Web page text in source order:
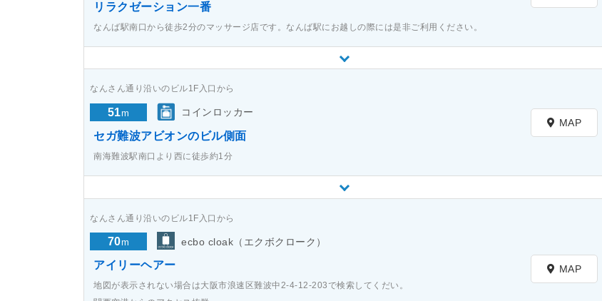
リラクゼーション一番
なんば駅南口から徒歩2分のマッサージ店です。なんば駅にお越しの際には是非ご利用ください。
なんさん通り沿いのビル1F入口から
51m コインロッカー
セガ難波アビオンのビル側面
南海難波駅南口より西に徒歩約1分
MAP
なんさん通り沿いのビル1F入口から
70m ecbo cloak（エクボクローク）
アイリーヘアー
地図が表示されない場合は大阪市浪速区難波中2-4-12-203で検索してくだい。
MAP